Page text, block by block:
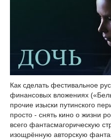
Как сделать фестивальное
финансовых вложениях
прочие изыски путинского
просто - снять кино о жизни
всего фантасмагорическую
изощрённую авторскую